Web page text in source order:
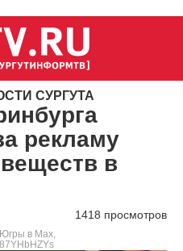
СУРГУТА
рекламу
в
1418 просмотров
в Max,